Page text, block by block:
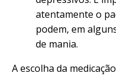
atentamente o
podem, em
de mania.
A escolha da